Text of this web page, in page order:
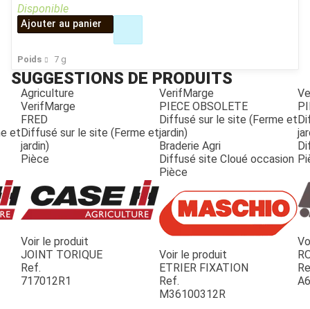
JOUET
ESPACES VERTS
Poids 7 g
Disponible
Ajouter au panier
SUGGESTIONS DE PRODUITS
et
Agriculture
VerifMarge
FRED
Diffusé sur le site (Ferme et
jardin)
Pièce
Voir le produit
JOINT TORIQUE
Ref.
717012R1
VerifMarge
PIECE OBSOLETE
Diffusé sur le site (Ferme et
jardin)
Braderie Agri
Diffusé site Cloué occasion
Pièce
Voir le produit
ETRIER FIXATION
Ref.
M36100312R